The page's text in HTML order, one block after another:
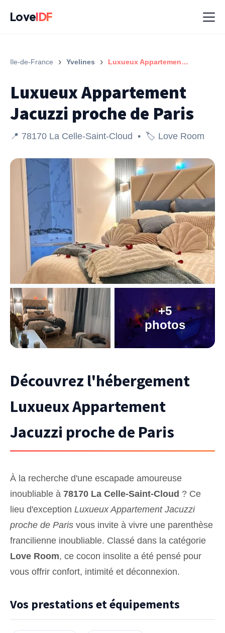
LoveIDF
Ile-de-France › Yvelines › Luxueux Appartement Jacuzzi proche de Paris
Luxueux Appartement
Jacuzzi proche de Paris
📍 78170 La Celle-Saint-Cloud • 🏷️ Love Room
+5
photos
Découvrez l'hébergement
Luxueux Appartement
Jacuzzi proche de Paris
À la recherche d'une escapade amoureuse
inoubliable à 78170 La Celle-Saint-Cloud ? Ce
lieu d'exception Luxueux Appartement Jacuzzi
proche de Paris vous invite à vivre une parenthèse
francilienne inoubliable. Classé dans la catégorie
Love Room, ce cocon insolite a été pensé pour
vous offrir confort, intimité et déconnexion.
Vos prestations et équipements